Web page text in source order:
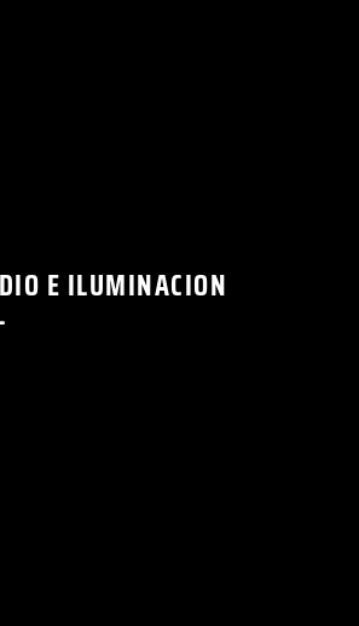
E ILUMINACION